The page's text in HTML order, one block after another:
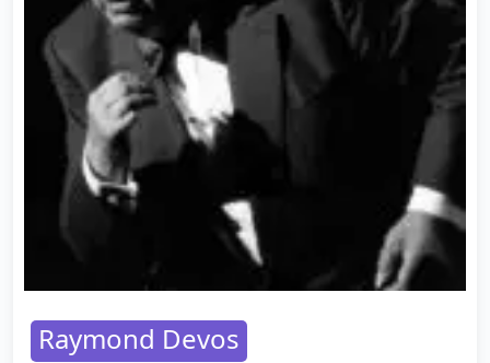
Raymond Devos